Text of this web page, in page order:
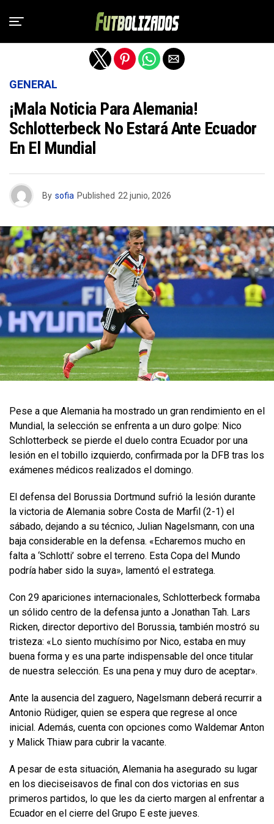
GENERAL
¡Mala Noticia Para Alemania!
Schlotterbeck No Estará Ante Ecuador
En El Mundial
By sofia Published 22 junio, 2026
Pese a que Alemania ha mostrado un gran rendimiento en el
Mundial, la selección se enfrenta a un duro golpe: Nico
Schlotterbeck se pierde el duelo contra Ecuador por una
lesión en el tobillo izquierdo, confirmada por la DFB tras los
exámenes médicos realizados el domingo.
El defensa del Borussia Dortmund sufrió la lesión durante
la victoria de Alemania sobre Costa de Marfil (2-1) el
sábado, dejando a su técnico, Julian Nagelsmann, con una
baja considerable en la defensa. «Echaremos mucho en
falta a ‘Schlotti’ sobre el terreno. Esta Copa del Mundo
podría haber sido la suya», lamentó el estratega.
Con 29 apariciones internacionales, Schlotterbeck formaba
un sólido centro de la defensa junto a Jonathan Tah. Lars
Ricken, director deportivo del Borussia, también mostró su
tristeza: «Lo siento muchísimo por Nico, estaba en muy
buena forma y es una parte indispensable del once titular
de nuestra selección. Es una pena y muy duro de aceptar».
Ante la ausencia del zaguero, Nagelsmann deberá recurrir a
Antonio Rüdiger, quien se espera que regrese al once
inicial. Además, cuenta con opciones como Waldemar Anton
y Malick Thiaw para cubrir la vacante.
A pesar de esta situación, Alemania ha asegurado su lugar
en los dieciseisavos de final con dos victorias en sus
primeros partidos, lo que les da cierto margen al enfrentar a
Ecuador en el cierre del Grupo E este jueves.
Salir de la versión móvil